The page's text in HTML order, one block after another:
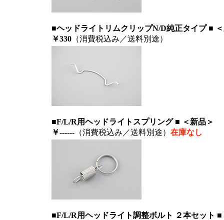
■ヘッドライトリムクリップN/D純正タイプ ■
￥330（消費税込み／送料別途）
■F/L/R用ヘッドライトスプリング ■ ＜新品＞
￥------（消費税込み／送料別途） 在庫なし
■F/L/R用ヘッドライト調整ボルト ２本セット ■